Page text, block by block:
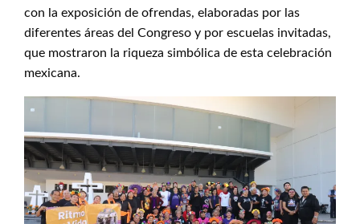
con la exposición de ofrendas, elaboradas por las
diferentes áreas del Congreso y por escuelas invitadas,
que mostraron la riqueza simbólica de esta celebración
mexicana.